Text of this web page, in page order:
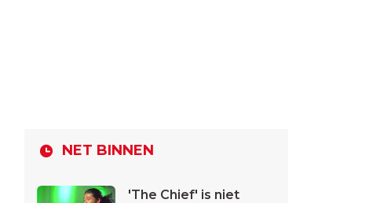
NET BINNEN
'The Chief' is niet